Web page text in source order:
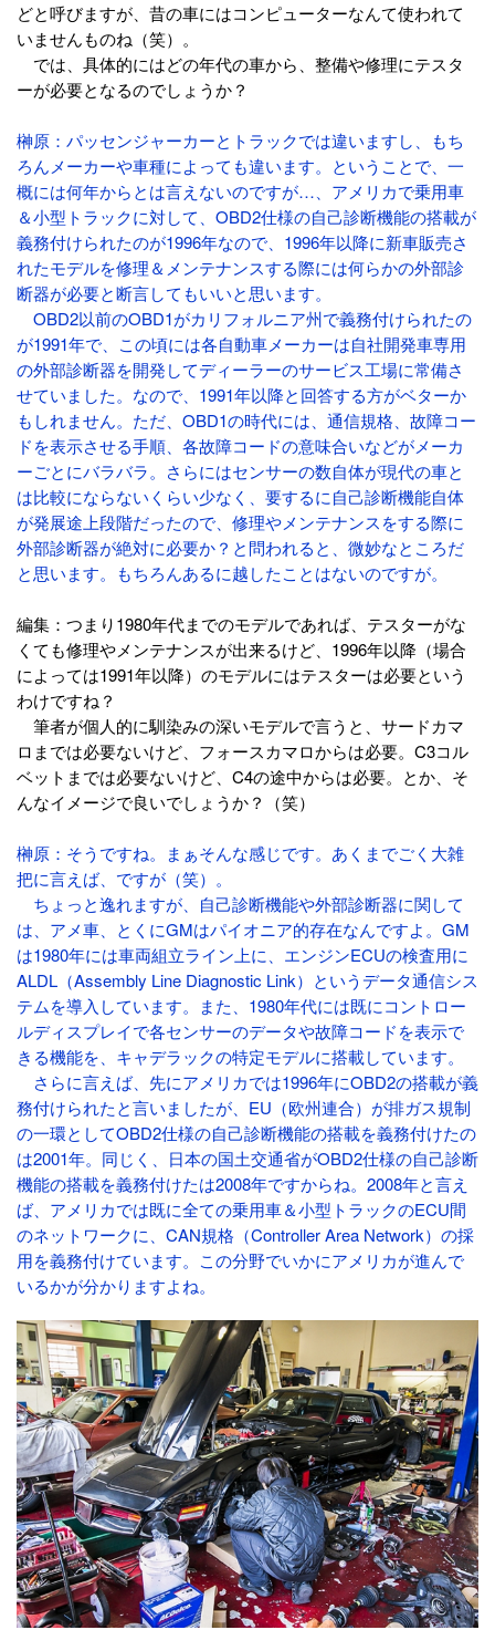
どと呼びますが、昔の車にはコンピューターなんて使われて
いませんものね（笑）。
では、具体的にはどの年代の車から、整備や修理にテスタ
ーが必要となるのでしょうか？
榊原：パッセンジャーカーとトラックでは違いますし、もち
ろんメーカーや車種によっても違います。ということで、一
概には何年からとは言えないのですが…、アメリカで乗用車
＆小型トラックに対して、OBD2仕様の自己診断機能の搭載が
義務付けられたのが1996年なので、1996年以降に新車販売さ
れたモデルを修理＆メンテナンスする際には何らかの外部診
断器が必要と断言してもいいと思います。
OBD2以前のOBD1がカリフォルニア州で義務付けられたの
が1991年で、この頃には各自動車メーカーは自社開発車専用
の外部診断器を開発してディーラーのサービス工場に常備さ
せていました。なので、1991年以降と回答する方がベターか
もしれません。ただ、OBD1の時代には、通信規格、故障コー
ドを表示させる手順、各故障コードの意味合いなどがメーカ
ーごとにバラバラ。さらにはセンサーの数自体が現代の車と
は比較にならないくらい少なく、要するに自己診断機能自体
が発展途上段階だったので、修理やメンテナンスをする際に
外部診断器が絶対に必要か？と問われると、微妙なところだ
と思います。もちろんあるに越したことはないのですが。
編集：つまり1980年代までのモデルであれば、テスターがな
くても修理やメンテナンスが出来るけど、1996年以降（場合
によっては1991年以降）のモデルにはテスターは必要という
わけですね？
筆者が個人的に馴染みの深いモデルで言うと、サードカマ
ロまでは必要ないけど、フォースカマロからは必要。C3コル
ベットまでは必要ないけど、C4の途中からは必要。とか、そ
んなイメージで良いでしょうか？（笑）
榊原：そうですね。まぁそんな感じです。あくまでごく大雑
把に言えば、ですが（笑）。
ちょっと逸れますが、自己診断機能や外部診断器に関して
は、アメ車、とくにGMはパイオニア的存在なんですよ。GM
は1980年には車両組立ライン上に、エンジンECUの検査用に
ALDL（Assembly Line Diagnostic Link）というデータ通信シス
テムを導入しています。また、1980年代には既にコントロー
ルディスプレイで各センサーのデータや故障コードを表示で
きる機能を、キャデラックの特定モデルに搭載しています。
さらに言えば、先にアメリカでは1996年にOBD2の搭載が義
務付けられたと言いましたが、EU（欧州連合）が排ガス規制
の一環としてOBD2仕様の自己診断機能の搭載を義務付けたの
は2001年。同じく、日本の国土交通省がOBD2仕様の自己診断
機能の搭載を義務付けたは2008年ですからね。2008年と言え
ば、アメリカでは既に全ての乗用車＆小型トラックのECU間
のネットワークに、CAN規格（Controller Area Network）の採
用を義務付けています。この分野でいかにアメリカが進んで
いるかが分かりますよね。